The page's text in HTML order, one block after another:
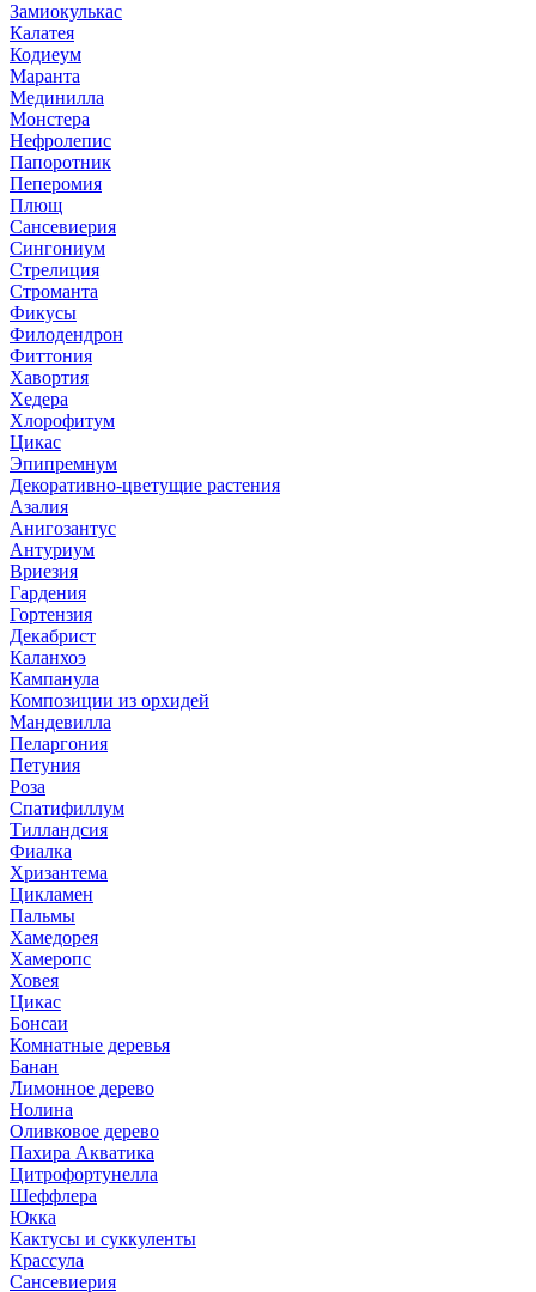
Замиокулькас
Калатея
Кодиеум
Маранта
Мединилла
Монстера
Нефролепис
Папоротник
Пеперомия
Плющ
Сансевиерия
Сингониум
Стрелиция
Строманта
Фикусы
Филодендрон
Фиттония
Хавортия
Хедера
Хлорофитум
Цикас
Эпипремнум
Декоративно-цветущие растения
Азалия
Анигозантус
Антуриум
Вриезия
Гардения
Гортензия
Декабрист
Каланхоэ
Кампанула
Композиции из орхидей
Мандевилла
Пеларгония
Петуния
Роза
Спатифиллум
Тилландсия
Фиалка
Хризантема
Цикламен
Пальмы
Хамедорея
Хамеропс
Ховея
Цикас
Бонсаи
Комнатные деревья
Банан
Лимонное дерево
Нолина
Оливковое дерево
Пахира Акватика
Цитрофортунелла
Шеффлера
Юкка
Кактусы и суккуленты
Крассула
Сансевиерия